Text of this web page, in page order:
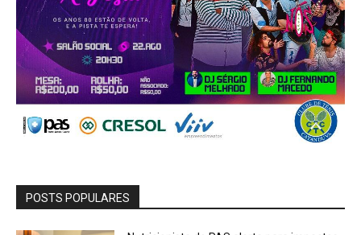
POSTS POPULARES